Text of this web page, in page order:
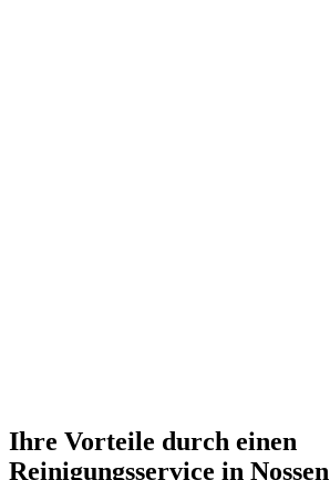
Ihre Vorteile durch einen
Reinigungsservice in Nossen